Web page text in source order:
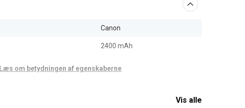
Canon
2400 mAh
Læs om betydningen af egenskaberne
Vis alle